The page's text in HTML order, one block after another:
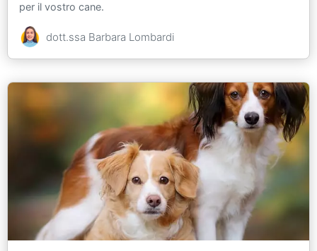
per il vostro cane.
dott.ssa Barbara Lombardi